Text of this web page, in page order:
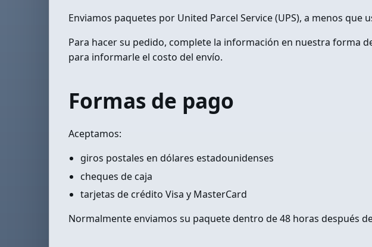
Enviamos paquetes por United Parcel Service (UPS), a menos
Para hacer su pedido, complete la información en nuestra forma
para informarle el costo del envío.
Formas de pago
Aceptamos:
giros postales en dólares estadounidenses
cheques de caja
tarjetas de crédito Visa y MasterCard
Normalmente enviamos su paquete dentro de 48 horas después